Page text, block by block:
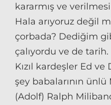
kararmış ve
Hala arıyoruz değil
çorbada? Dediğim
çalıyordu ve de tarih.
Kızıl kardeşler Ed
şey babalarının ünlü
(Adolf) Ralph